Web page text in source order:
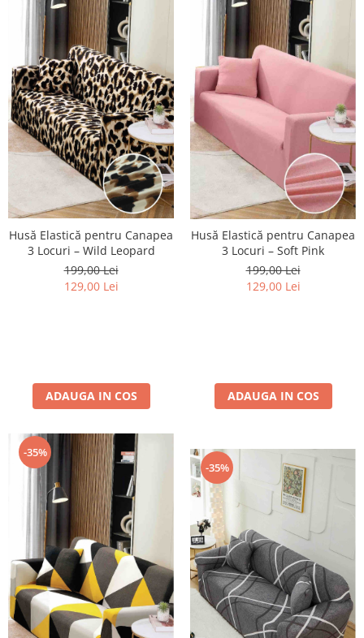
Husă Elastică pentru Canapea
3 Locuri – Wild Leopard
199,00 Lei
129,00 Lei
ADAUGA IN COS
Husă Elastică pentru Canapea
3 Locuri – Soft Pink
199,00 Lei
129,00 Lei
ADAUGA IN COS
-35%
-35%